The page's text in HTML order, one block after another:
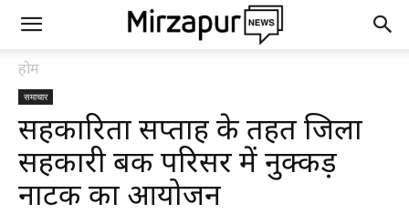
होम
समाचार
सहकारिता सप्ताह के तहत जिला
सहकारी बैंक परिसर में नुक्कड़
नाटक का आयोजन